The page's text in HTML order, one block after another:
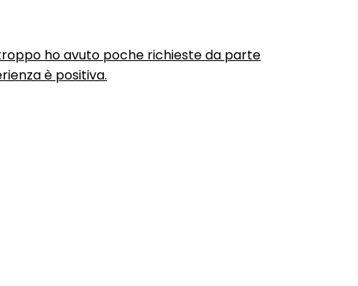
ho avuto poche richieste da parte
è positiva.